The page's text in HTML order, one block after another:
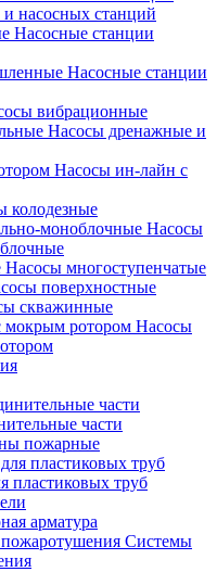
насосных станций
Насосные станции
Насосные станции
вибрационные
Насосы дренажные и
Насосы ин-лайн с
колодезные
Насосы
Насосы многоступенчатые
поверхностные
скважинные
Насосы
части
пожарные
пластиковых труб
арматура
Системы